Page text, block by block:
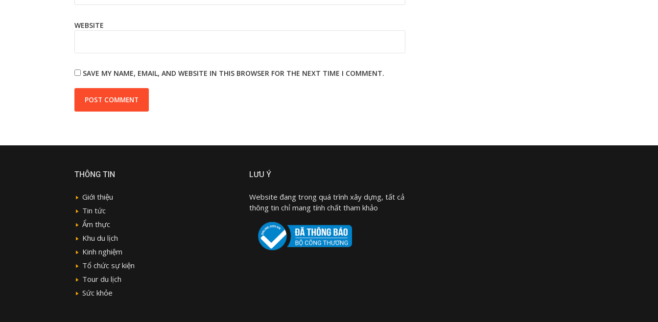
WEBSITE
SAVE MY NAME, EMAIL, AND WEBSITE IN THIS BROWSER FOR THE NEXT TIME I COMMENT.
THÔNG TIN
Giới thiệu
Tin tức
Ẩm thực
Khu du lịch
Kinh nghiệm
Tổ chức sự kiện
Tour du lịch
Sức khỏe
LƯU Ý
Website đang trong quá trình xây dựng, tất cả
thông tin chỉ mang tính chất tham khảo